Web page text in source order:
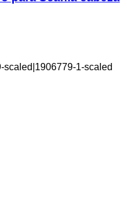
1-scaled